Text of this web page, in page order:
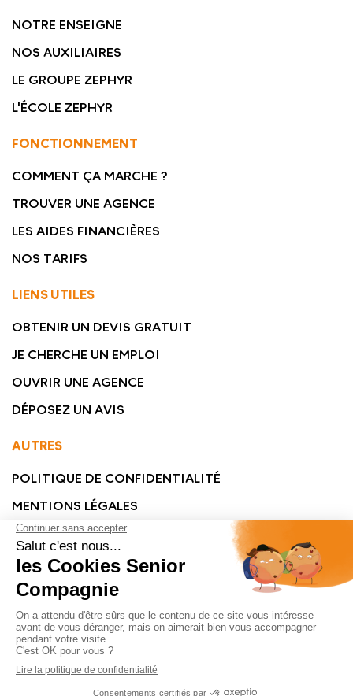
NOTRE ENSEIGNE
NOS AUXILIAIRES
LE GROUPE ZEPHYR
L'ÉCOLE ZEPHYR
FONCTIONNEMENT
COMMENT ÇA MARCHE ?
TROUVER UNE AGENCE
LES AIDES FINANCIÈRES
NOS TARIFS
LIENS UTILES
OBTENIR UN DEVIS GRATUIT
JE CHERCHE UN EMPLOI
OUVRIR UNE AGENCE
DÉPOSEZ UN AVIS
AUTRES
POLITIQUE DE CONFIDENTIALITÉ
MENTIONS LÉGALES